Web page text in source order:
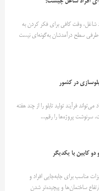
شاغل، وقت کافی برای فکر کردن به
طرفی سطح درآمدشان به‌گونه‌ای نیست
در کشور
فرآیند تولید تابلو را از چند هفته
سرنوشت پروژه‌ها را رقم...
کابین با یکدیگر
مناسب برای جابه‌جایی افراد و
ساختمان‌ها و پیچیده‌تر شدن